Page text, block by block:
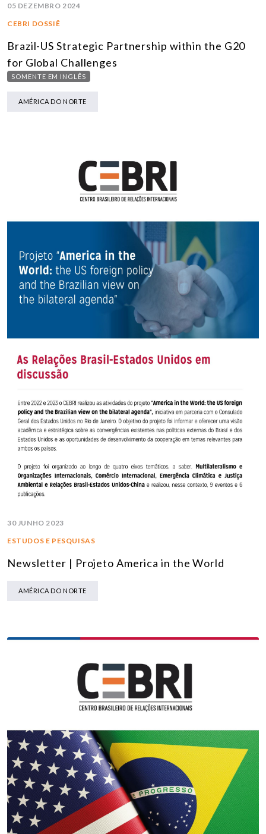
05 DEZEMBRO 2024
CEBRI DOSSIÊ
Brazil-US Strategic Partnership within the G20
for Global Challenges
SOMENTE EM INGLÊS
AMÉRICA DO NORTE
30 JUNHO 2023
ESTUDOS E PESQUISAS
Newsletter | Projeto America in the World
AMÉRICA DO NORTE